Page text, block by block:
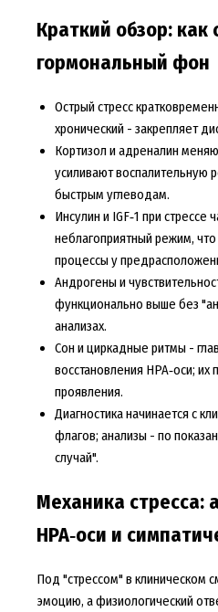
Краткий обзор: как
гормональный фон
Острый стресс
хронический - закрепляет
Кортизол и адреналин
усиливают воспалительную
быстрым углеводам.
Инсулин и IGF‑1 при стрессе
неблагоприятный режим,
процессы у
Андрогены и
функционально выше без
анализах.
Сон и циркадные ритмы -
восстановления HPA‑оси;
проявления.
Диагностика начинается с
флагов; анализы - по
случай".
Механика стресса:
HPA‑оси и
Под "стрессом" в клиническом
эмоцию, а физиологический